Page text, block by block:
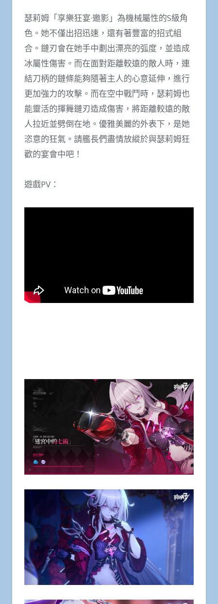
瑟莉姆「享樂狂宴·邀影」為機械屬性的S級角
色。她不僅出招迅速，還有著豐富的招式組
合。鏈刃會在她手中劃出漂亮的弧度，並造成
冰屬性傷害。而在面對距離較遠的敵人時，連
結刀柄的鏈條能夠隨著主人的心意延伸，進行
更加強力的攻擊。而在空中戰鬥時，瑟莉姆也
能靈活的揮舞鏈刃造成傷害，將距離較遠的敵
人拉近並劈倒在地。優雅美麗的外表下，是她
恣意的狂氣。請艦長們盡情放縱於與瑟莉姆狂
歡的宴會中吧！
遊戲PV：